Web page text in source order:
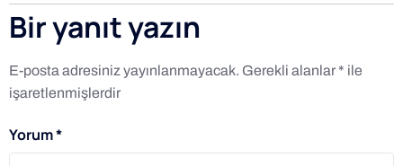
Bir yanıt yazın
E-posta adresiniz yayınlanmayacak. Gerekli alanlar * ile
işaretlenmişlerdir
Yorum*